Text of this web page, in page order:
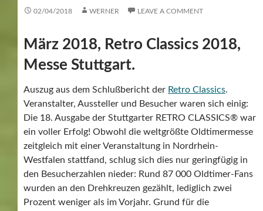
02/04/2018 WERNER LEAVE A COMMENT
März 2018, Retro Classics 2018,
Messe Stuttgart.
Auszug aus dem Schlußbericht der Retro Classics.
Veranstalter, Aussteller und Besucher waren sich einig:
Die 18. Ausgabe der Stuttgarter RETRO CLASSICS® war
ein voller Erfolg! Obwohl die weltgrößte Oldtimermesse
zeitgleich mit einer Veranstaltung in Nordrhein-
Westfalen stattfand, schlug sich dies nur geringfügig in
den Besucherzahlen nieder: Rund 87 000 Oldtimer-Fans
wurden an den Drehkreuzen gezählt, lediglich zwei
Prozent weniger als im Vorjahr. Grund für die